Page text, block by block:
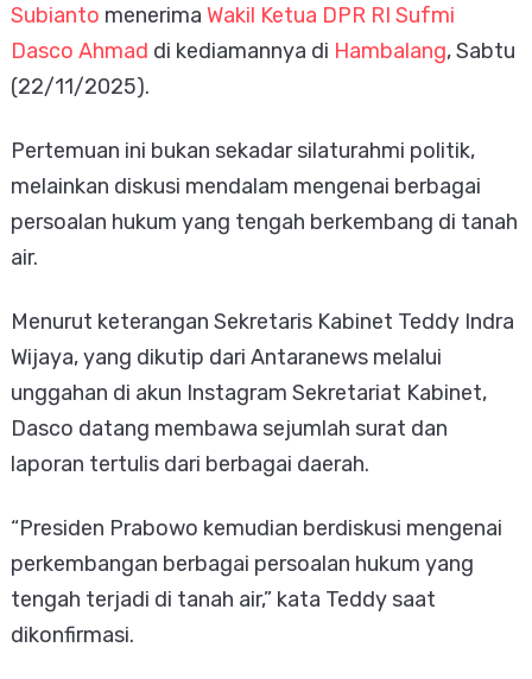
Subianto menerima Wakil Ketua DPR RI Sufmi
Dasco Ahmad di kediamannya di Hambalang, Sabtu
(22/11/2025).
Pertemuan ini bukan sekadar silaturahmi politik,
melainkan diskusi mendalam mengenai berbagai
persoalan hukum yang tengah berkembang di tanah
air.
Menurut keterangan Sekretaris Kabinet Teddy Indra
Wijaya, yang dikutip dari Antaranews melalui
unggahan di akun Instagram Sekretariat Kabinet,
Dasco datang membawa sejumlah surat dan
laporan tertulis dari berbagai daerah.
“Presiden Prabowo kemudian berdiskusi mengenai
perkembangan berbagai persoalan hukum yang
tengah terjadi di tanah air,” kata Teddy saat
dikonfirmasi.